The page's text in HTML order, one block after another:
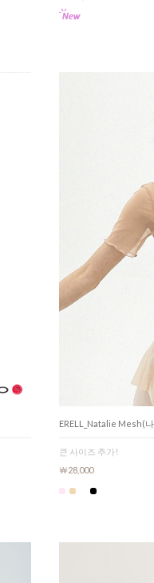
ERELL_Natalie Mesh(
큰 사이즈 추가!
￦28,000